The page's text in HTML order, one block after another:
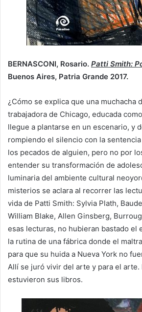
BERNASCONI, Rosario. Patti Smith:
Buenos Aires, Patria Grande 2017.
¿Cómo se explica que una muchacha
trabajadora de Chicago, educada
llegue a plantarse en un escenario, y
rompiendo el silencio con la
los pecados de alguien, pero no por
entender su transformación de
luminaria del ambiente cultural
misterios se aclara al recorrer las
vida de Patti Smith: Sylvia Plath,
William Blake, Allen Ginsberg,
esas lecturas, no hubieran bastado el
la rutina de una fábrica donde el
para que su huida a Nueva York no
Allí se juró vivir del arte y para el
estuvieron sus libros.